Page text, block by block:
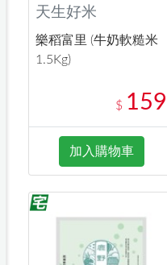
天生好米
樂稻富里 (牛奶軟糙米
1.5Kg)
$ 159
加入購物車